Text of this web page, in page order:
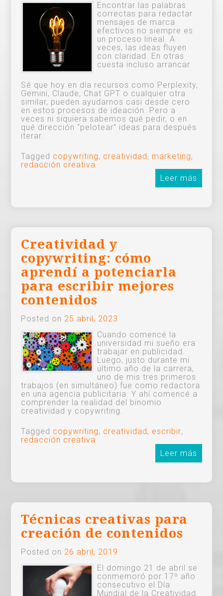
Encontrar las palabras
correctas para redactar
mensajes de marca
efectivos no siempre es
un proceso lineal. A
veces, las ideas fluyen
con claridad. En otras
cuesta incluso arrancar.
Sé que hoy en día recursos como Perplexity,
Gemini, Claude, Chat GPT o cualquier otra
similar, pueden ayudarnos casi desde cero
en estos procesos de ideación. Pero a
veces ni siquiera sabemos qué pedir, o en
qué dirección “pelotear” ideas para después
iterar.
Tagged copywriting, creatividad, marketing,
redacción creativa
Leer más
Creatividad y
copywriting: cómo
aprendí a potenciarla
para escribir mejores
contenidos
Posted on 25 abril, 2023
Cuando comencé la
universidad mi sueño era
trabajar en publicidad.
Luego, justo durante mi
último año de la carrera,
uno de mis tres primeros
trabajos (en simultáneo) fue como redactora
en una agencia publicitaria. Y ahí comencé a
comprender la realidad del binomio
creatividad y copywriting.
Tagged copywriting, creatividad, escribir,
redacción creativa
Leer más
Técnicas creativas para
creación de contenidos
Posted on 26 abril, 2019
El domingo 21 de abril se
conmemoró por 17º año
consecutivo el Día
Mundial de la Creatividad